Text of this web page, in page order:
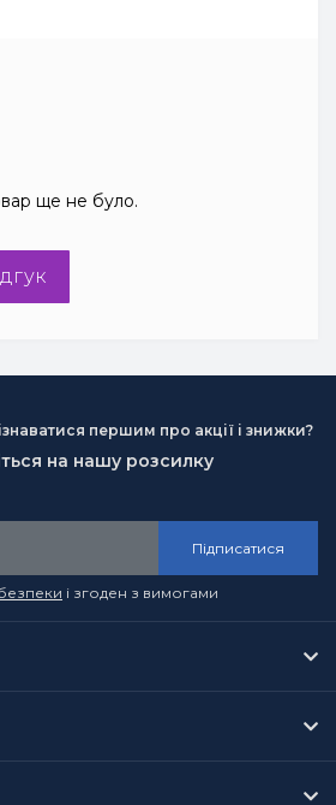
ще не було.
першим про акції і знижки?
на нашу розсилку
Підписатися
і згоден з вимогами